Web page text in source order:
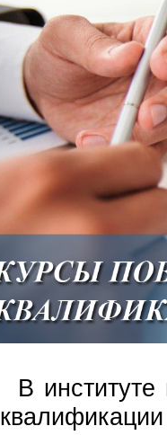
В